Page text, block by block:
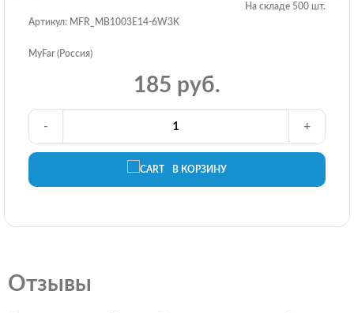
На складе 500 шт.
Артикул: MFR_MB1003E14-6W3K
MyFar (Россия)
185 руб.
В КОРЗИНУ
- +
Отзывы